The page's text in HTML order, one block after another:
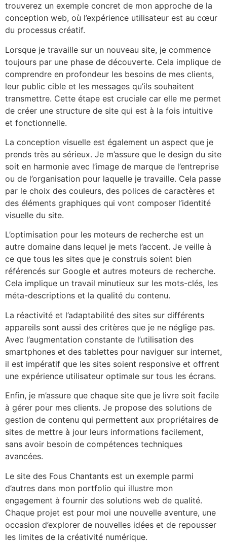
trouverez un exemple concret de mon approche de la
conception web, où l’expérience utilisateur est au cœur
du processus créatif.
Lorsque je travaille sur un nouveau site, je commence
toujours par une phase de découverte. Cela implique de
comprendre en profondeur les besoins de mes clients,
leur public cible et les messages qu’ils souhaitent
transmettre. Cette étape est cruciale car elle me permet
de créer une structure de site qui est à la fois intuitive
et fonctionnelle.
La conception visuelle est également un aspect que je
prends très au sérieux. Je m’assure que le design du site
soit en harmonie avec l’image de marque de l’entreprise
ou de l’organisation pour laquelle je travaille. Cela passe
par le choix des couleurs, des polices de caractères et
des éléments graphiques qui vont composer l’identité
visuelle du site.
L’optimisation pour les moteurs de recherche est un
autre domaine dans lequel je mets l’accent. Je veille à
ce que tous les sites que je construis soient bien
référencés sur Google et autres moteurs de recherche.
Cela implique un travail minutieux sur les mots-clés, les
méta-descriptions et la qualité du contenu.
La réactivité et l’adaptabilité des sites sur différents
appareils sont aussi des critères que je ne néglige pas.
Avec l’augmentation constante de l’utilisation des
smartphones et des tablettes pour naviguer sur internet,
il est impératif que les sites soient responsive et offrent
une expérience utilisateur optimale sur tous les écrans.
Enfin, je m’assure que chaque site que je livre soit facile
à gérer pour mes clients. Je propose des solutions de
gestion de contenu qui permettent aux propriétaires de
sites de mettre à jour leurs informations facilement,
sans avoir besoin de compétences techniques
avancées.
Le site des Fous Chantants est un exemple parmi
d’autres dans mon portfolio qui illustre mon
engagement à fournir des solutions web de qualité.
Chaque projet est pour moi une nouvelle aventure, une
occasion d’explorer de nouvelles idées et de repousser
les limites de la créativité numérique.